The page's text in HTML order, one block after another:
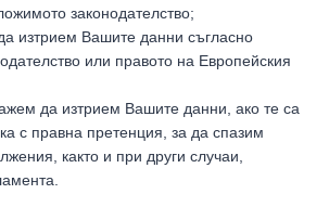
законодателство;
изтрием Вашите данни съгласно
или правото на Европейския
да изтрием Вашите данни, ако те са
с правна претенция, за да спазим
както и при други случаи,